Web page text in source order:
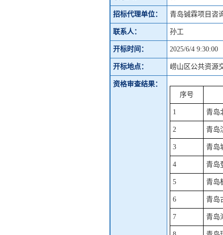
招标代理单位： 青岛铖霖项目咨
联系人： 孙工
开标时间： 2025/6/4 9:30:00
开标地点： 崂山区公共资源
资格审查结果：
序号
1 青岛
2 青岛
3 青岛
4 青岛
5 青岛
6 青岛
7 青岛